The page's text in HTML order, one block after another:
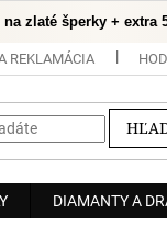
na zlaté šperky + extra
REKLAMÁCIA
DIAMANTY A